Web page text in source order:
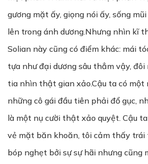
gương mặt ấy, giọng nói ấy, sống
lên trong ánh dương.Nhưng nhìn kĩ
Solian này cũng có điểm khác: mái
tựa như đại dương sâu thẳm vậy,
tia nhìn thật gian xảo.Cậu ta có một
những cô gái đầu tiên phải đổ gục,
là một nụ cười thật xảo quyệt. Cậu
vẻ mặt băn khoăn, tôi cảm thấy trái
bóp nghẹt bởi sự sự hãi nhưng cũng